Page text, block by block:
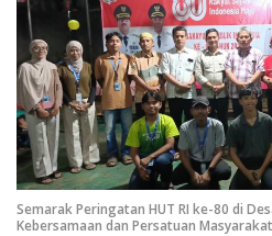
Semarak Peringatan HUT RI ke-80 di
Kebersamaan dan Persatuan